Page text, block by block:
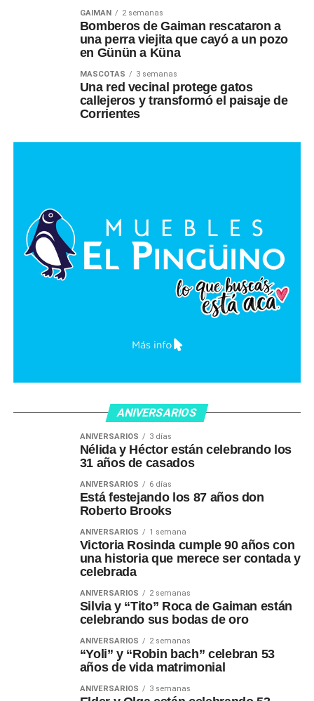
GAIMAN 2 semanas
Bomberos de Gaiman rescataron a
una perra viejita que cayó a un pozo
en Günün a Küna
MASCOTAS 3 semanas
Una red vecinal protege gatos
callejeros y transformó el paisaje de
Corrientes
ANIVERSARIOS
ANIVERSARIOS 3 días
Nélida y Héctor están celebrando los
31 años de casados
ANIVERSARIOS 6 días
Está festejando los 87 años don
Roberto Brooks
ANIVERSARIOS 1 semana
Victoria Rosinda cumple 90 años con
una historia que merece ser contada y
celebrada
ANIVERSARIOS 2 semanas
Silvia y “Tito” Roca de Gaiman están
celebrando sus bodas de oro
ANIVERSARIOS 2 semanas
“Yoli” y “Robin bach” celebran 53
años de vida matrimonial
ANIVERSARIOS 3 semanas